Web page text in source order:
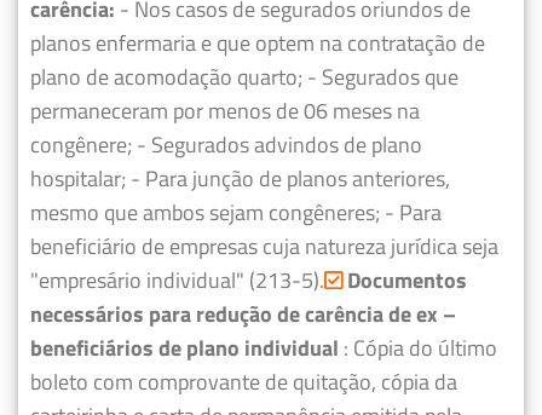
carência: - Nos casos de segurados oriundos de
planos enfermaria e que optem na contratação de
plano de acomodação quarto; - Segurados que
permaneceram por menos de 06 meses na
congênere; - Segurados advindos de plano
hospitalar; - Para junção de planos anteriores,
mesmo que ambos sejam congêneres; - Para
beneficiário de empresas cuja natureza jurídica seja
"empresário individual" (213-5). Documentos
necessários para redução de carência de ex –
beneficiários de plano individual : Cópia do último
boleto com comprovante de quitação, cópia da